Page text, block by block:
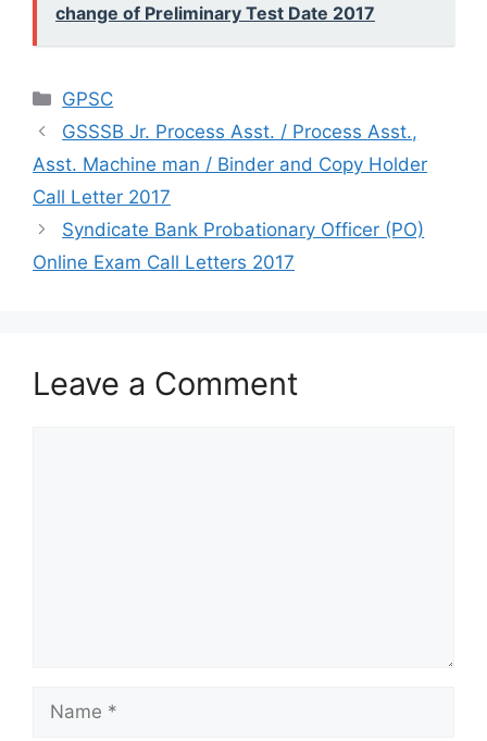
change of Preliminary Test Date 2017
Categories
GPSC
GSSSB Jr. Process Asst. / Process Asst.,
Asst. Machine man / Binder and Copy Holder
Call Letter 2017
Syndicate Bank Probationary Officer (PO)
Online Exam Call Letters 2017
Leave a Comment